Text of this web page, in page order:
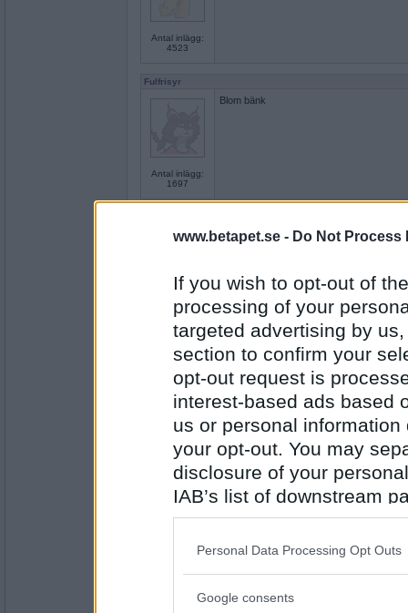
www.betapet.se - Do Not Process
If you wish to opt-out of
processing of your
targeted advertising by
section to confirm your
opt-out request is
interest-based ads based
us or personal
your opt-out. You may
disclosure of your
IAB’s list of downstream
also be disclosed by us
Downstream Participants
Please note that this
Personal Data Processing Opt Outs
Google consents
Antal inlägg:
4523
Fulfrisyr
Antal inlägg:
1697
Blom bänk
Antal inlägg:
Park Bänk
petit tess
Antal inlägg:
3552
Klacks Park
- Ej medlem längre
Antal inlägg: 531
Park ett